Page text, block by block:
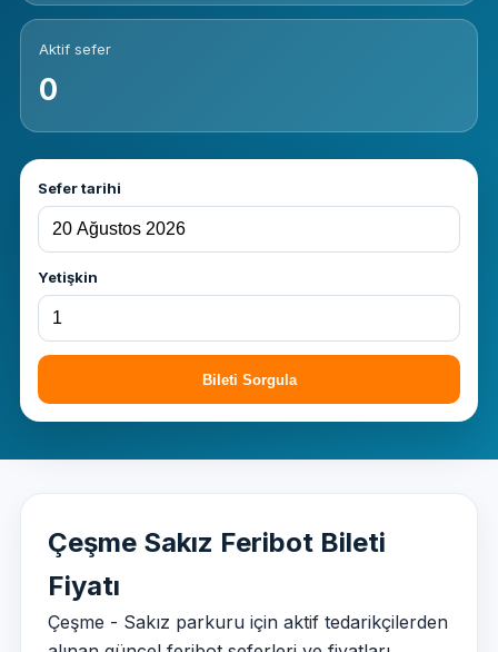
Aktif sefer
0
Sefer tarihi
Yetişkin
Bileti Sorgula
Çeşme Sakız Feribot Bileti
Fiyatı
Çeşme - Sakız parkuru için aktif tedarikçilerden